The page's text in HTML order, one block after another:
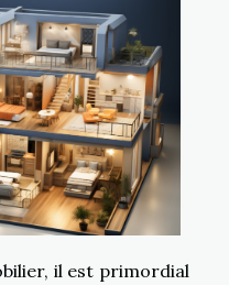
il est primordial